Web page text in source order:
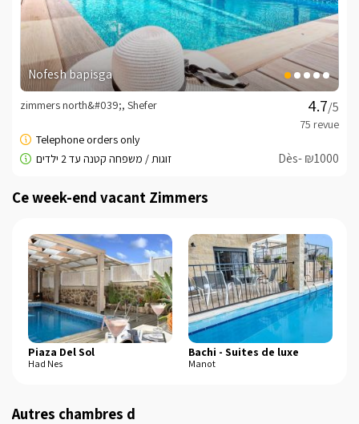
המתחם הינו לזוגות בלבד!
Booking Conditions -cliquez ici
minisite_owner_instant
Cordialement, Inbal -
Nofesh bapisga
/5
zimmers north&#039;, Shefer
Dès- ₪1000
Ce week-end vacant Zimmers
Piaza Del Sol
Had Nes
Bachi - Suites de luxe
Manot
Autres chambres d